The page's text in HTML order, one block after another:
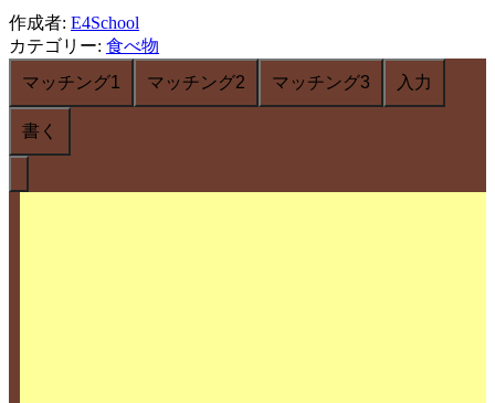
作成者: E4School
カテゴリー: 食べ物
マッチング1
マッチング2 マッチング3 入力
書く